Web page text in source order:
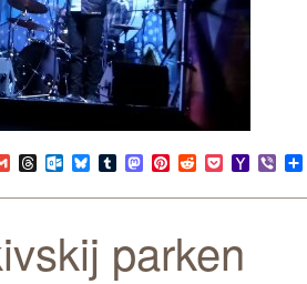
GmailThreadsOutlook.com
Bluesky
TumblrMastodon
Pinterest
RedditPocketYahoo
Mail
Viber
parken